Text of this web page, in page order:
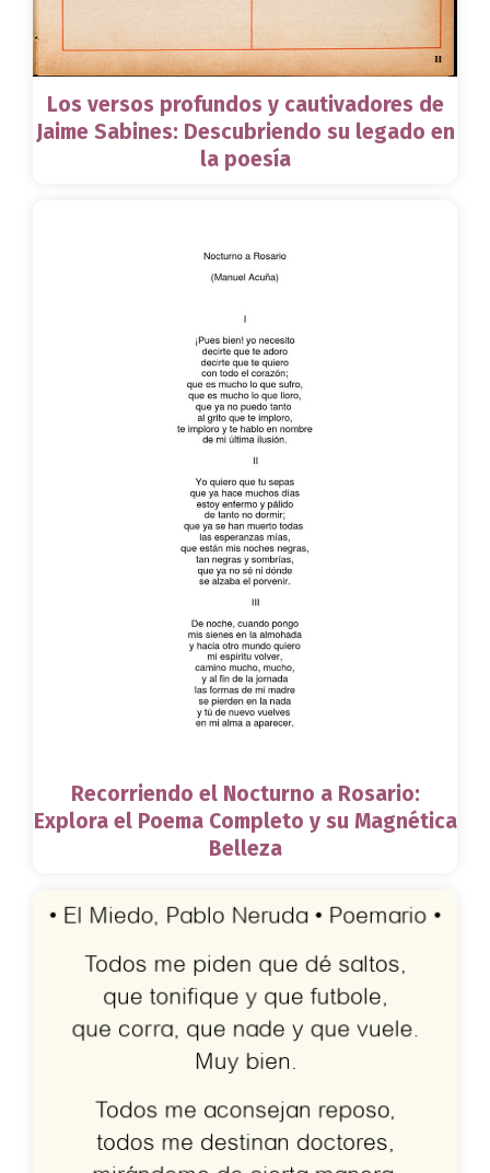
Los versos profundos y cautivadores de
Jaime Sabines: Descubriendo su legado en
la poesía
Recorriendo el Nocturno a Rosario:
Explora el Poema Completo y su Magnética
Belleza